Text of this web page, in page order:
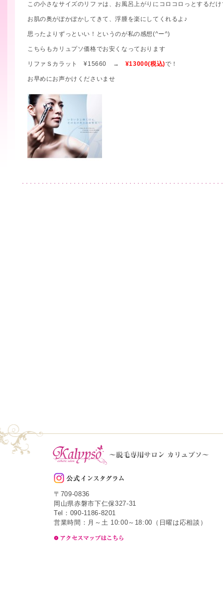
この小さなサイズのリファは、お風呂上がりにコロコロっとするだけ
お肌の奥がぽかぽかしてきて、浮腫を楽にしてくれるよ♪
思ったよりずっといい！というのが私の感想(^ー^)
こちらもカリュプソ価格でお安くなっております
リファＳカラット ¥15660 → ¥13000(税込)で！
お早めにお声かけくださいませ
〒709-0836
岡山県赤磐市下仁保327-31
Tel：090-1186-8201
営業時間：月～土 10:00～18:00（日曜は応相談）